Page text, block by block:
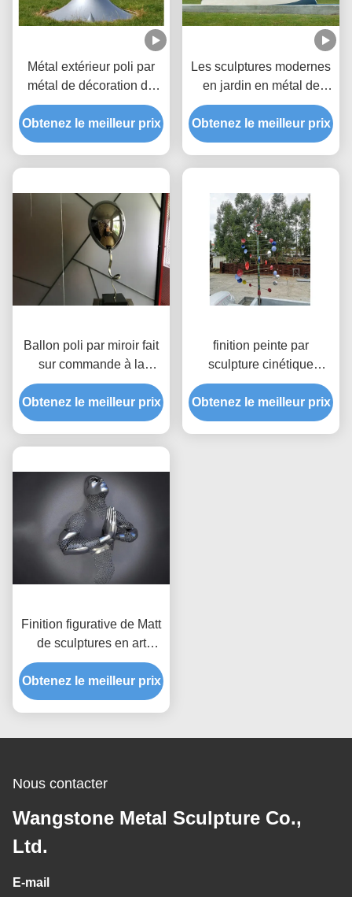
Métal extérieur poli par
métal de décoration de
jardin le grand sculpte la
sculpture en baisse
Obtenez le meilleur prix
Les sculptures modernes
en jardin en métal de
décoration ont poli le
miroir d'acier inoxydable
Obtenez le meilleur prix
Ballon poli par miroir fait
sur commande à la
maison de sculpture en
acier inoxydable de
décoration
Obtenez le meilleur prix
finition peinte par
sculpture cinétique
d'acier inoxydable de
vent de couleur d'arc-en-
ciel de 100cm
Obtenez le meilleur prix
Finition figurative de Matt
de sculptures en art
d'acier inoxydable
d'homme du mur 3d de
décor à la maison
Obtenez le meilleur prix
Nous contacter
Wangstone Metal Sculpture Co.,
Ltd.
E-mail